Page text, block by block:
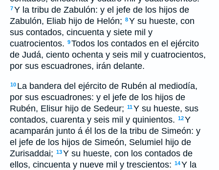
7Y la tribu de Zabulón: y el jefe de los hijos de
Zabulón, Eliab hijo de Helón; 8Y su hueste, con
sus contados, cincuenta y siete mil y
cuatrocientos. 9Todos los contados en el ejército
de Judá, ciento ochenta y seis mil y cuatrocientos,
por sus escuadrones, irán delante.
10 La bandera del ejército de Rubén al mediodía,
por sus escuadrones: y el jefe de los hijos de
Rubén, Elisur hijo de Sedeur; 11Y su hueste, sus
contados, cuarenta y seis mil y quinientos. 12Y
acamparán junto á él los de la tribu de Simeón: y
el jefe de los hijos de Simeón, Selumiel hijo de
Zurisaddai; 13Y su hueste, con los contados de
ellos, cincuenta y nueve mil y trescientos: 14Y la